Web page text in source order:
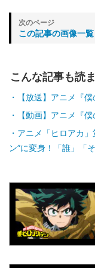
この記事の画像一覧
こんな記事も読
【放送】アニメ『
【動画】アニメ『
アニメ「ヒロアカ
ン”に変身！「誰」「